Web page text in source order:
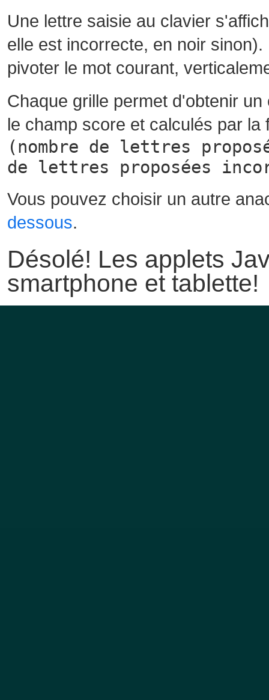
Une lettre saisie au clavier
elle est incorrecte, en noir
pivoter le mot courant,
Chaque grille permet d'obtenir
le champ score et calculés par la
(nombre de lettres
de lettres proposées
Vous pouvez choisir un autre
dessous.
Désolé! Les applets
smartphone et tablette!